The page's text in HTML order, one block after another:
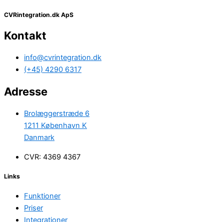
CVRintegration.dk ApS
Kontakt
info@cvrintegration.dk
(+45) 4290 6317
Adresse
Brolæggerstræde 6
1211 København K
Danmark
CVR: 4369 4367
Links
Funktioner
Priser
Integrationer